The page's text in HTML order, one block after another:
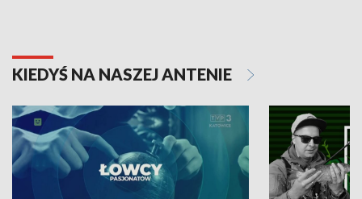
KIEDYŚ NA NASZEJ ANTENIE